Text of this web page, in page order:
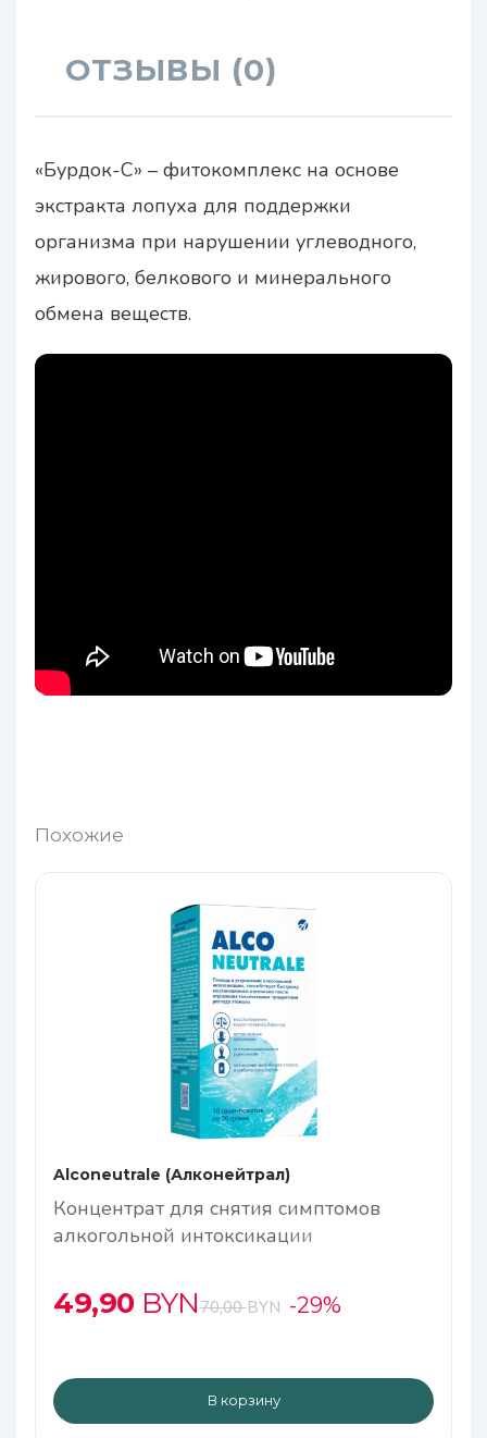
ОТЗЫВЫ (0)
«Бурдок-С» – фитокомплекс на основе
экстракта лопуха для поддержки
организма при нарушении углеводного,
жирового, белкового и минерального
обмена веществ.
Похожие
Alconeutrale (Алконейтрал)
Концентрат для снятия симптомов
алкогольной интоксикации
49,90 BYN70,00BYN -29%
В корзину